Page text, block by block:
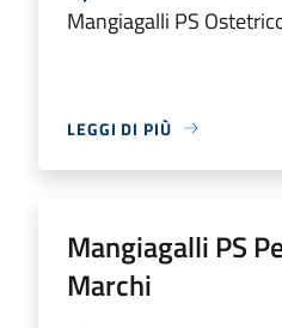
Mangiagalli PS
LEGGI DI PIÙ
Mangiagalli PS
Marchi